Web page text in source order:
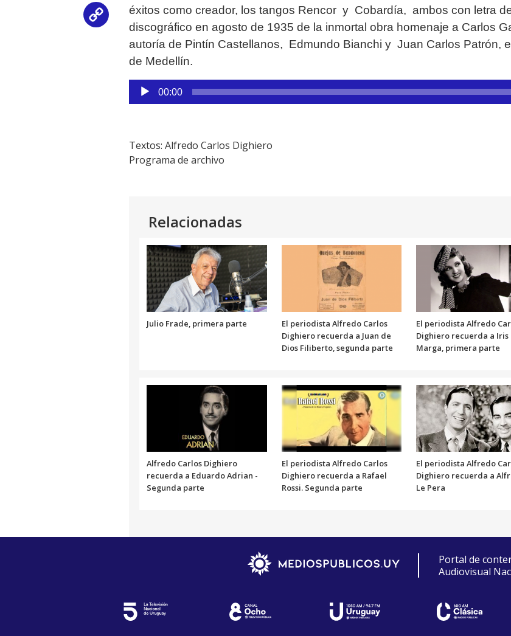
Copy
Link
éxitos como creador, los tangos Rencor y Cobardía, ambos con letra
discográfico en agosto de 1935 de la inmortal obra homenaje a Carlos
autoría de Pintín Castellanos, Edmundo Bianchi y Juan Carlos Patrón,
de Medellín.
Reproductor
de
00:00
Textos: Alfredo Carlos Dighiero
Programa de archivo
Relacionadas
Julio Frade, primera parte
El periodista Alfredo Carlos
Dighiero recuerda a Juan de
Dios Filiberto, segunda parte
El periodista Alfredo
Dighiero recuerda a Iris
Marga, primera parte
Alfredo Carlos Dighiero
recuerda a Eduardo Adrian -
Segunda parte
El periodista Alfredo Carlos
Dighiero recuerda a Rafael
Rossi. Segunda parte
El periodista Alfredo
Dighiero recuerda a
Le Pera
Portal de
Audiovisual